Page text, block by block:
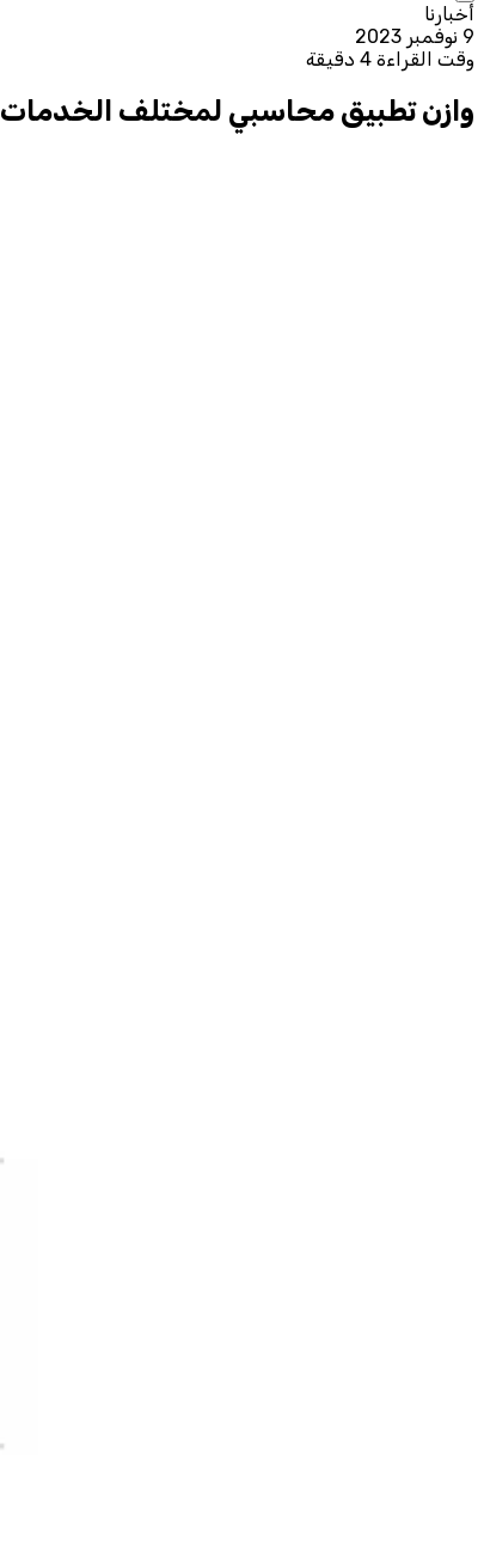
أخبارنا
9 نوفمبر 2023
وقت القراءة 4 دقيقة
وازن تطبيق محاسبي لمختلف الخدمات